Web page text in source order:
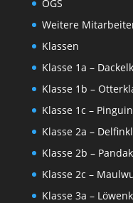
OGS
Weitere
Klassen
Klasse 1a –
Klasse 1b –
Klasse 1c –
Klasse 2a –
Klasse 2b –
Klasse 2c –
Klasse 3a –